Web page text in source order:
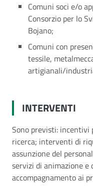
Comuni soci e/o
Consorzio per lo
Bojano;
Comuni con
tessile,
artigianali/
INTERVENTI
Sono previsti:
ricerca; interventi di
assunzione del
servizi di animazione
accompagnamento ai